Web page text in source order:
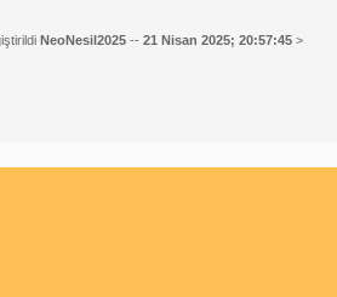
NeoNesil2025 -- 21 Nisan 2025; 20:57:45 >